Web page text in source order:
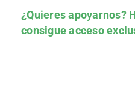
¿Quieres apoyarnos?
consigue acceso